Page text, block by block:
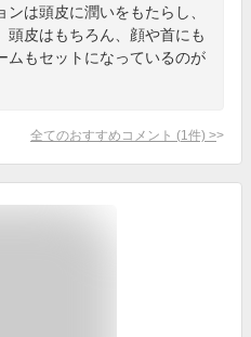
は頭皮に潤いをもたらし、
頭皮はもちろん、顔や首にも
ムもセットになっているのが
全てのおすすめコメント (1 件) >